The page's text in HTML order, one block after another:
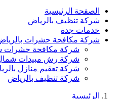
الصفحة الرئيسية
شركة تنظيف بالرياض
خدمات جدة
شركة مكافحة حشرات
شركة مكافحة حشرات
شركة رش مبيدات
شركة تعقيم منازل
شركة تنظيف بالرياض
الرئيسية